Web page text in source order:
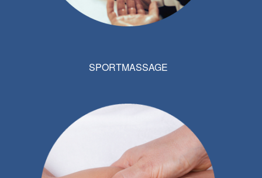
SPORTMASSAGE